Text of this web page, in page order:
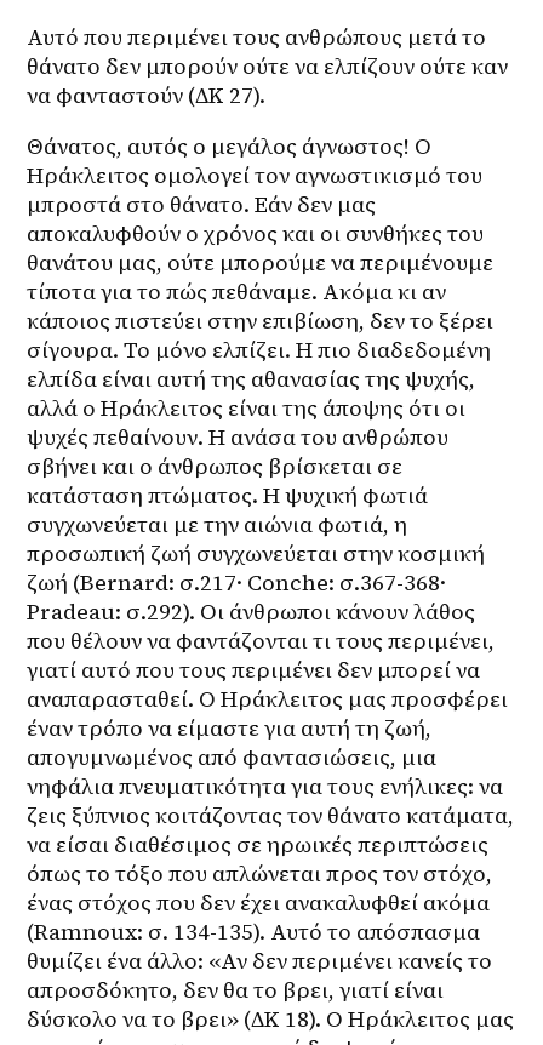
Αυτό που περιμένει τους ανθρώπους μετά το
θάνατο δεν μπορούν ούτε να ελπίζουν ούτε καν
να φανταστούν (ΔΚ 27).
Θάνατος, αυτός ο μεγάλος άγνωστος! Ο
Ηράκλειτος ομολογεί τον αγνωστικισμό του
μπροστά στο θάνατο. Εάν δεν μας
αποκαλυφθούν ο χρόνος και οι συνθήκες του
θανάτου μας, ούτε μπορούμε να περιμένουμε
τίποτα για το πώς πεθάναμε. Ακόμα κι αν
κάποιος πιστεύει στην επιβίωση, δεν το ξέρει
σίγουρα. Το μόνο ελπίζει. Η πιο διαδεδομένη
ελπίδα είναι αυτή της αθανασίας της ψυχής,
αλλά ο Ηράκλειτος είναι της άποψης ότι οι
ψυχές πεθαίνουν. Η ανάσα του ανθρώπου
σβήνει και ο άνθρωπος βρίσκεται σε
κατάσταση πτώματος. Η ψυχική φωτιά
συγχωνεύεται με την αιώνια φωτιά, η
προσωπική ζωή συγχωνεύεται στην κοσμική
ζωή (Bernard: σ.217· Conche: σ.367-368·
Pradeau: σ.292). Οι άνθρωποι κάνουν λάθος
που θέλουν να φαντάζονται τι τους περιμένει,
γιατί αυτό που τους περιμένει δεν μπορεί να
αναπαρασταθεί. Ο Ηράκλειτος μας προσφέρει
έναν τρόπο να είμαστε για αυτή τη ζωή,
απογυμνωμένος από φαντασιώσεις, μια
νηφάλια πνευματικότητα για τους ενήλικες: να
ζεις ξύπνιος κοιτάζοντας τον θάνατο κατάματα,
να είσαι διαθέσιμος σε ηρωικές περιπτώσεις
όπως το τόξο που απλώνεται προς τον στόχο,
ένας στόχος που δεν έχει ανακαλυφθεί ακόμα
(Ramnoux: σ. 134-135). Αυτό το απόσπασμα
θυμίζει ένα άλλο: «Αν δεν περιμένει κανείς το
απροσδόκητο, δεν θα το βρει, γιατί είναι
δύσκολο να το βρει» (ΔΚ 18). Ο Ηράκλειτος μας